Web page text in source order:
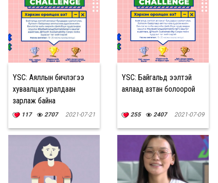
YSC: Аяллын бичлэгээ
хуваалцах уралдаан
зарлаж байна
117 2707 2021-07-21
YSC: Байгальд ээлтэй
аялаад азтан болоорой
255 2407 2021-07-09